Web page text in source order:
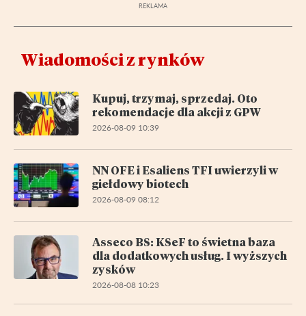
Wiadomości z rynków
Kupuj, trzymaj, sprzedaj. Oto
rekomendacje dla akcji z GPW
2026-08-09 10:39
NN OFE i Esaliens TFI uwierzyli w
giełdowy biotech
2026-08-09 08:12
Asseco BS: KSeF to świetna baza
dla dodatkowych usług. I wyższych
zysków
2026-08-08 10:23